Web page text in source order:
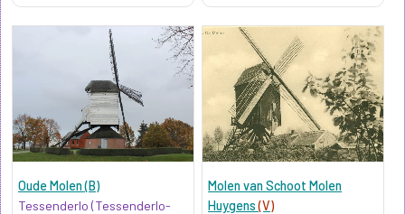
Oude Molen (B)
Tessenderlo (Tessenderlo-
Molen van Schoot Molen
Huygens(V)